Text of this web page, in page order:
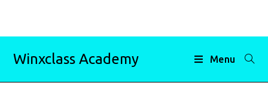
Winxclass Academy Menu